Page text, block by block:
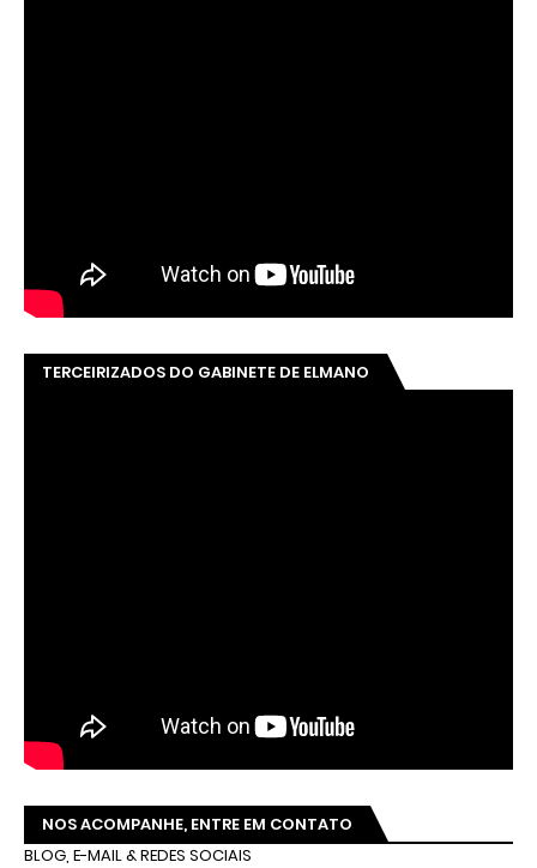
TERCEIRIZADOS DO GABINETE DE ELMANO
NOS ACOMPANHE, ENTRE EM CONTATO
BLOG, E-MAIL & REDES SOCIAIS